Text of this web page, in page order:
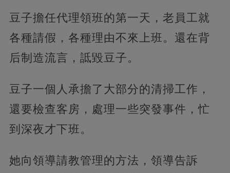
豆子擔任代理領班的第一天，老員工就
各種請假，各種理由不來上班。還在背
后制造流言，詆毀豆子。
豆子一個人承擔了大部分的清掃工作，
還要檢查客房，處理一些突發事件，忙
到深夜才下班。
她向領導請教管理的方法，領導告訴